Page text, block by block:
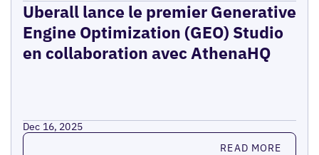
Uberall lance le premier Generative
Engine Optimization (GEO) Studio
en collaboration avec AthenaHQ
Dec 16, 2025
Read more READ MORE